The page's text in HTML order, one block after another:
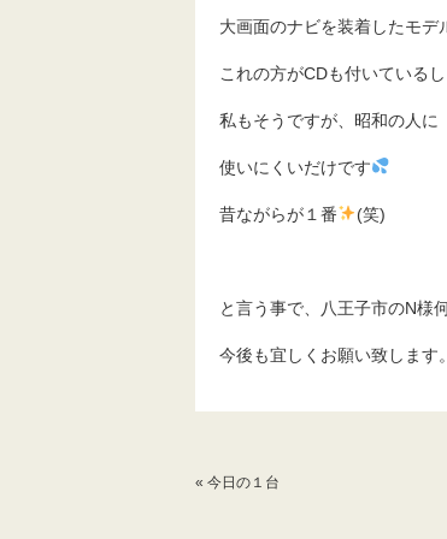
大画面のナビを装着したモデ
これの方がCDも付いている
私もそうですが、昭和の人に
使いにくいだけです
昔ながらが１番 (笑)
と言う事で、八王子市のN様
今後も宜しくお願い致します。
« 今日の１台